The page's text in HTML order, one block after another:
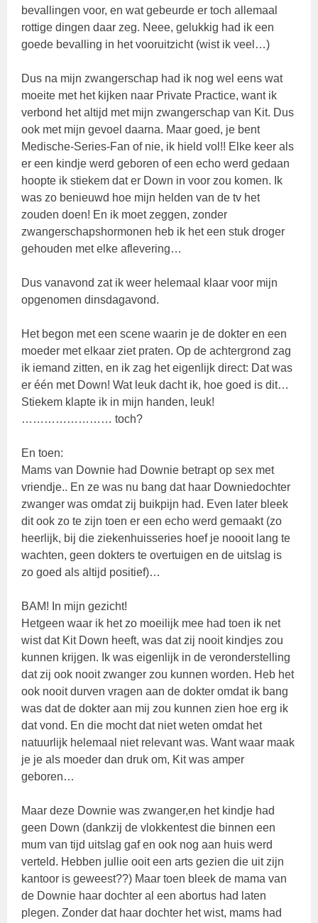
bevallingen voor, en wat gebeurde er toch allemaal
rottige dingen daar zeg. Neee, gelukkig had ik een
goede bevalling in het vooruitzicht (wist ik veel…)
Dus na mijn zwangerschap had ik nog wel eens wat
moeite met het kijken naar Private Practice, want ik
verbond het altijd met mijn zwangerschap van Kit. Dus
ook met mijn gevoel daarna. Maar goed, je bent
Medische-Series-Fan of nie, ik hield vol!! Elke keer als
er een kindje werd geboren of een echo werd gedaan
hoopte ik stiekem dat er Down in voor zou komen. Ik
was zo benieuwd hoe mijn helden van de tv het
zouden doen! En ik moet zeggen, zonder
zwangerschapshormonen heb ik het een stuk droger
gehouden met elke aflevering…
Dus vanavond zat ik weer helemaal klaar voor mijn
opgenomen dinsdagavond.
Het begon met een scene waarin je de dokter en een
moeder met elkaar ziet praten. Op de achtergrond zag
ik iemand zitten, en ik zag het eigenlijk direct: Dat was
er één met Down! Wat leuk dacht ik, hoe goed is dit…
Stiekem klapte ik in mijn handen, leuk!
…………………… toch?
En toen:
Mams van Downie had Downie betrapt op sex met
vriendje.. En ze was nu bang dat haar Downiedochter
zwanger was omdat zij buikpijn had. Even later bleek
dit ook zo te zijn toen er een echo werd gemaakt (zo
heerlijk, bij die ziekenhuisseries hoef je noooit lang te
wachten, geen dokters te overtuigen en de uitslag is
zo goed als altijd positief)…
BAM! In mijn gezicht!
Hetgeen waar ik het zo moeilijk mee had toen ik net
wist dat Kit Down heeft, was dat zij nooit kindjes zou
kunnen krijgen. Ik was eigenlijk in de veronderstelling
dat zij ook nooit zwanger zou kunnen worden. Heb het
ook nooit durven vragen aan de dokter omdat ik bang
was dat de dokter aan mij zou kunnen zien hoe erg ik
dat vond. En die mocht dat niet weten omdat het
natuurlijk helemaal niet relevant was. Want waar maak
je je als moeder dan druk om, Kit was amper
geboren…
Maar deze Downie was zwanger,en het kindje had
geen Down (dankzij de vlokkentest die binnen een
mum van tijd uitslag gaf en ook nog aan huis werd
verteld. Hebben jullie ooit een arts gezien die uit zijn
kantoor is geweest??) Maar toen bleek de mama van
de Downie haar dochter al een abortus had laten
plegen. Zonder dat haar dochter het wist, mams had